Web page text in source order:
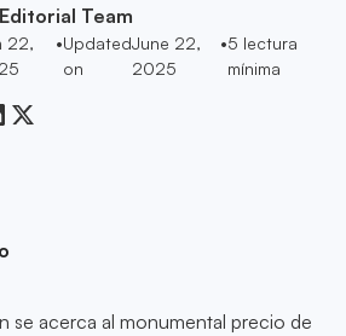
Team
22,
•Updated
on
June 22,
2025
•5 lectura
mínima
se acerca al monumental precio de